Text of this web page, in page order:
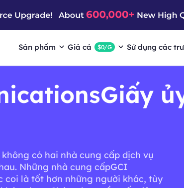
Sản phẩm Giá cả $0/G Sử dụng các
có hai nhà cung cấp dịch vụ
Những nhà cung cấpGCI
coi là tốt hơn những người khác, tùy